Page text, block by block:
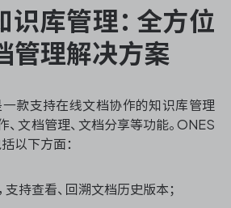
识库管理：全方位
管理解决方案
款支持在线文档协作的知识库管理
、文档管理、文档分享等功能。ONES
以下方面：
持查看、回溯文档历史版本；